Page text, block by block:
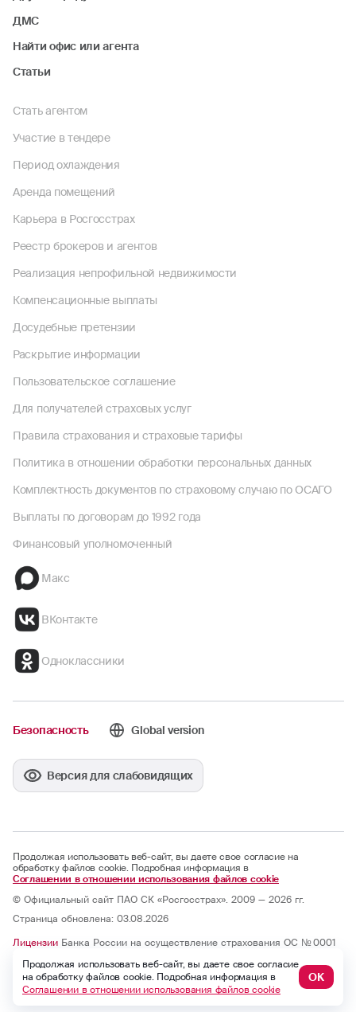
ДМС
Найти офис или агента
Статьи
Стать агентом
Участие в тендере
Период охлаждения
Аренда помещений
Карьера в Росгосстрах
Реестр брокеров и агентов
Реализация непрофильной недвижимости
Компенсационные выплаты
Досудебные претензии
Раскрытие информации
Пользовательское соглашение
Для получателей страховых услуг
Правила страхования и страховые тарифы
Политика в отношении обработки персональных данных
Комплектность документов по страховому случаю по ОСАГО
Выплаты по договорам до 1992 года
Финансовый уполномоченный
Макс
ВКонтакте
Одноклассники
Безопасность Global version
Версия для слабовидящих
Продолжая использовать веб-сайт, вы даете свое согласие на
обработку файлов cookie. Подробная информация в
Соглашении в отношении использования файлов cookie
© Официальный сайт ПАО СК «Росгосстрах». 2009 — 2026 гг.
Страница обновлена: 03.08.2026
Лицензии Банка России на осуществление страхования ОС № 0001
№ 0001 — 05 и на осуществление перестрахования ПС № 0001 от
07.10.2025; бессрочные.
Юридический адрес: 121059, г. Москва, ул. Киевская, д. 7, к. 1
Продолжая использовать веб-сайт, вы даете свое согласие
на обработку файлов cookie. Подробная информация в
Соглашении в отношении использования файлов cookie
ОК